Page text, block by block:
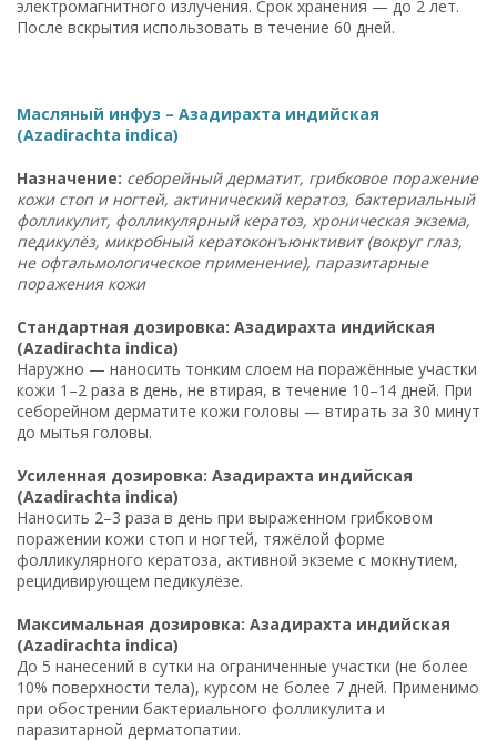
электромагнитного излучения. Срок хранения — до 2 лет.
После вскрытия использовать в течение 60 дней.
Масляный инфуз – Азадирахта индийская
(Azadirachta indica)
Назначение: себорейный дерматит, грибковое поражение
кожи стоп и ногтей, актинический кератоз, бактериальный
фолликулит, фолликулярный кератоз, хроническая экзема,
педикулёз, микробный кератоконъюнктивит (вокруг глаз,
не офтальмологическое применение), паразитарные
поражения кожи
Стандартная дозировка: Азадирахта индийская
(Azadirachta indica)
Наружно — наносить тонким слоем на поражённые участки
кожи 1–2 раза в день, не втирая, в течение 10–14 дней. При
себорейном дерматите кожи головы — втирать за 30 минут
до мытья головы.
Усиленная дозировка: Азадирахта индийская
(Azadirachta indica)
Наносить 2–3 раза в день при выраженном грибковом
поражении кожи стоп и ногтей, тяжёлой форме
фолликулярного кератоза, активной экземе с мокнутием,
рецидивирующем педикулёзе.
Максимальная дозировка: Азадирахта индийская
(Azadirachta indica)
До 5 нанесений в сутки на ограниченные участки (не более
10% поверхности тела), курсом не более 7 дней. Применимо
при обострении бактериального фолликулита и
паразитарной дерматопатии.